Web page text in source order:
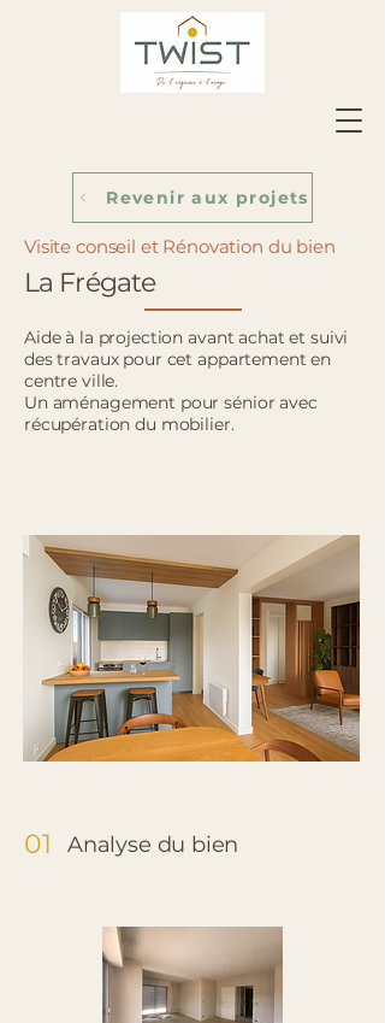
Revenir aux projets
Visite conseil et Rénovation du bien
La Frégate
Aide à la projection avant achat et suivi
des travaux pour cet appartement en
centre ville.
Un aménagement pour sénior avec
récupération du mobilier.
01 Analyse du bien